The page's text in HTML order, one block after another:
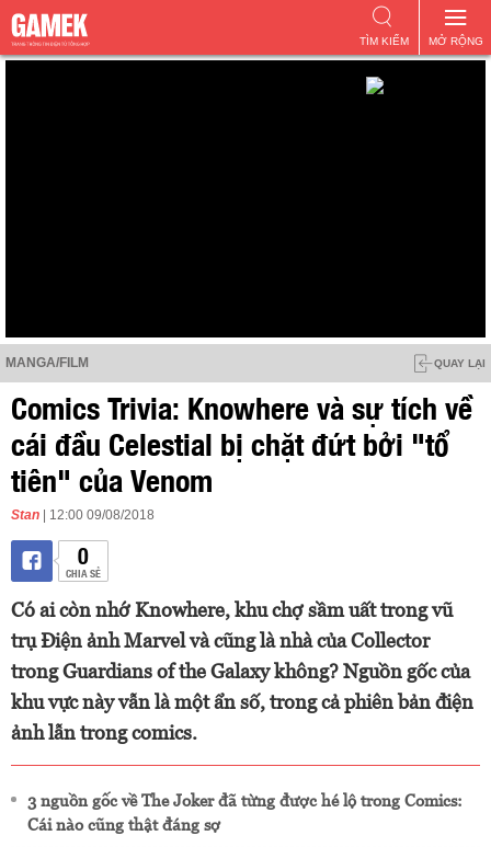
MỞ RỘNG
TÌM KIẾM
MANGA/FILM QUAY LẠI
Comics Trivia: Knowhere và sự tích về
cái đầu Celestial bị chặt đứt bởi "tổ
tiên" của Venom
Stan | 12:00 09/08/2018
0
CHIA SẺ
Có ai còn nhớ Knowhere, khu chợ sầm uất trong vũ
trụ Điện ảnh Marvel và cũng là nhà của Collector
trong Guardians of the Galaxy không? Nguồn gốc của
khu vực này vẫn là một ẩn số, trong cả phiên bản điện
ảnh lẫn trong comics.
3 nguồn gốc về The Joker đã từng được hé lộ trong Comics:
Cái nào cũng thật đáng sợ